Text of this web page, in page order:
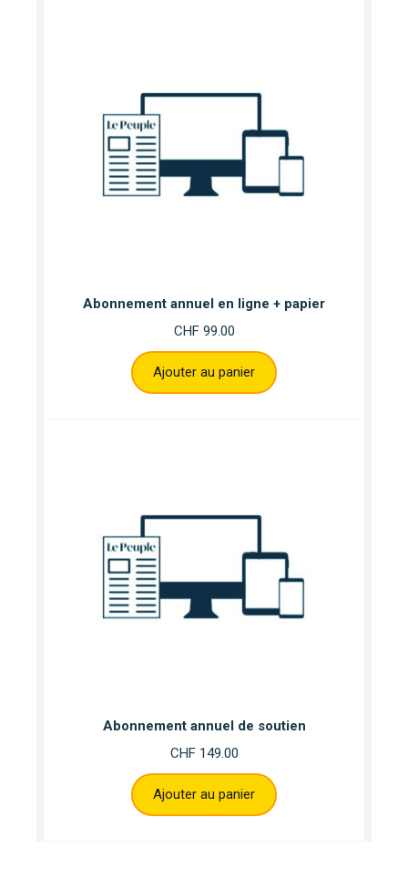
Abonnement annuel en ligne + papier
CHF99.00
Ajouter au panier
Abonnement annuel de soutien
CHF149.00
Ajouter au panier